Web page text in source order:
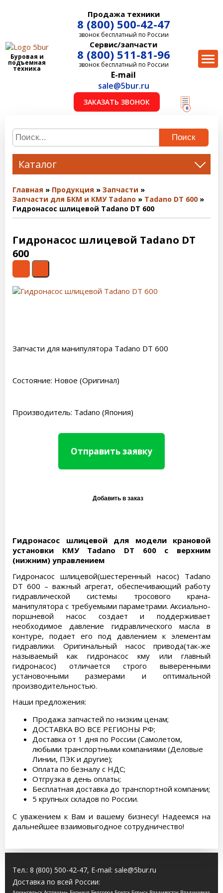
Буровая и
подъемная
техника
Продажа техники
8 (800) 500-42-47
звонок бесплатный по России
Сервис/запчасти
8 (800) 511-81-96
звонок бесплатный по России
E-mail
sale@5bur.ru
ЗАКАЗАТЬ ЗВОНОК
0
Поиск
Каталог
Главная Продукция
Запчасти
Запчасти для БКМ и КМУ Tadano
Tadano DT 600
Гидронасос шлицевой Tadano DT 600
Гидронасос шлицевой Tadano DT
600
Запчасти для манипулятора Tadano DT 600
Состояние: Новое (Оригинал)
Производитель: Tadano (Япония)
Отправить заявку
Гидронасос шлицевой для модели крановой
установки КМУ Tadano DT 600 с верхним
(нижним) управлением
Гидронасос шлицевой(шестеренный насос) Tadano
DT 600 – важный агрегат, обеспечивающий работу
гидравлической системы тросового крана-
манипулятора с требуемыми параметрами. Аксиально-
поршневой насос создает и поддерживает
необходимое давление гидравлического масла в
контуре, подает его под давлением к элементам
гидравлики. Оригинальный насос привода(так-же
называемый как гидронасос кму или главный
гидронасос) отличается строго выверенными
установочными размерами и оптимальной
производительностью.
Наши предложения:
Продажа запчастей по низким ценам;
ДОСТАВКА ВО ВСЕ РЕГИОНЫ РФ;
Доставка от 1 дня по России (Самолетом,
любыми транспортными компаниями (Деловые
Линии, ПЭК и другие);
Оплата по безналу с НДС;
Отгрузка в день оплаты;
Бесплатная доставка до транспортной компании;
5 крупных складов по России.
С уважением к Вам и вашему бизнесу! Надеемся на
дальнейшее взаимовыгодное сотрудничество!
Тел.: 8 (800) 500-42-47, E-mail: sale@5bur.ru
Доставка по всей России: